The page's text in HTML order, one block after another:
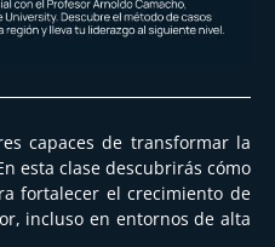
capaces de transformar la
esta clase descubrirás cómo
fortalecer el crecimiento de
incluso en entornos de alta